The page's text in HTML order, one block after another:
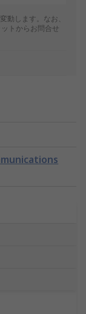
動します。なお、
トからお問合せ